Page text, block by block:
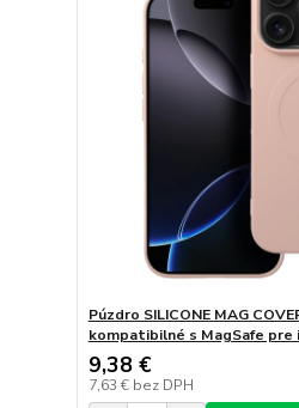
Púzdro SILICONE MAG
kompatibilné s MagSafe pre
9,38 €
7,63 € bez DPH